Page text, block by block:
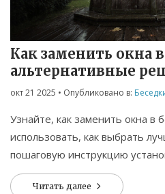
Как заменить окна
альтернативные
окт 21 2025 • Опубликовано в:
Узнайте, как заменить окна в
использовать, как выбрать
пошаговую инструкцию
Читать далее